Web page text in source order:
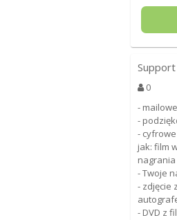
0
-
-
-
jak: film
- Twoje
- zdjęcie
- DVD z